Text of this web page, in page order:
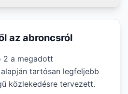
az abroncsról
2 a megadott
tartósan legfeljebb
közlekedésre tervezett.